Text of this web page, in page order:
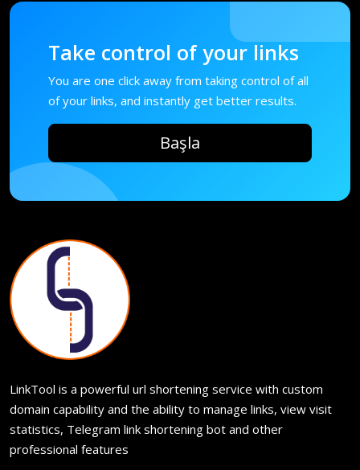
Take control of your links
You are one click away from taking control of all
of your links, and instantly get better results.
Başla
LinkTool is a powerful url shortening service with custom
domain capability and the ability to manage links, view visit
statistics, Telegram link shortening bot and other
professional features